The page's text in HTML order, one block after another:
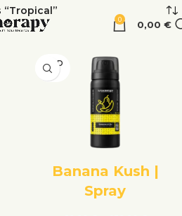
0 0,00 €
VEND
U
Banana Kush |
Spray